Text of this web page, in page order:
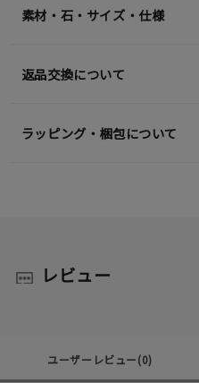
素材・石・サイズ・仕様
返品交換について
ラッピング・梱包について
レビュー
ユーザーレビュー(0)